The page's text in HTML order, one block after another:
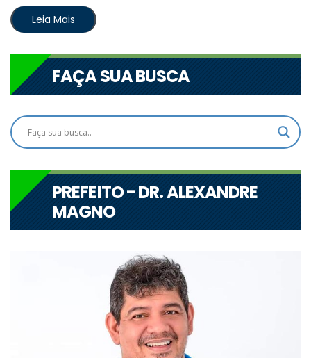
Leia Mais
FAÇA SUA BUSCA
PREFEITO - DR. ALEXANDRE
MAGNO